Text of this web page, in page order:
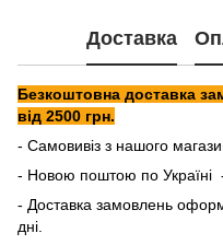
Доставка
Безкоштовна доставка
від 2500 грн.
- Самовивіз з нашого
- Новою поштою по Україні
- Доставка замовлень
дні.